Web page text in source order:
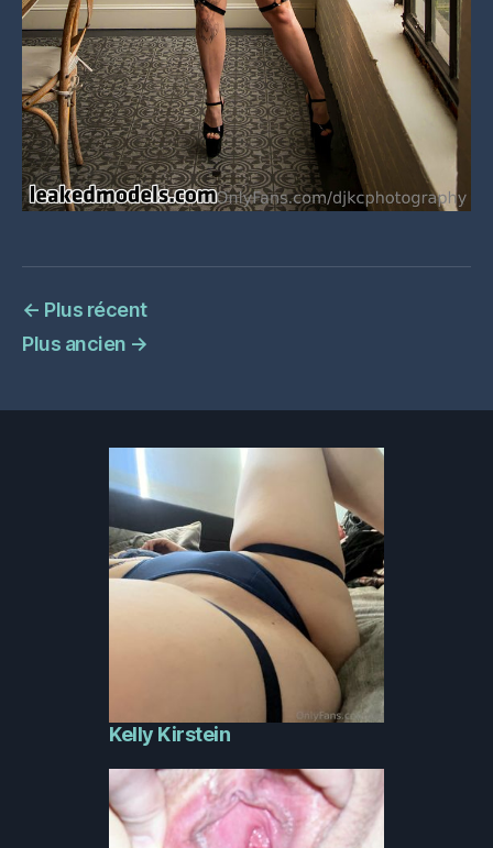
← Plus récent
Plus ancien →
Kelly Kirstein